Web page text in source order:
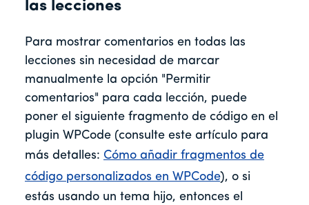
las lecciones
Para mostrar comentarios en todas las
lecciones sin necesidad de marcar
manualmente la opción "Permitir
comentarios" para cada lección, puede
poner el siguiente fragmento de código en el
plugin WPCode (consulte este artículo para
más detalles: Cómo añadir fragmentos de
código personalizados en WPCode), o si
estás usando un tema hijo, entonces el